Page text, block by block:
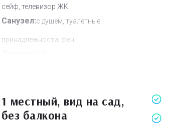
сейф, телевизор ЖК
Санузел:с душем, туалетные
принадлежности, фен
Дополнительное место:
1 местный, вид на сад,
без балкона